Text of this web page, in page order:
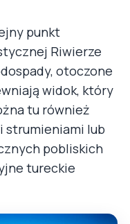
punkt
Riwierze
otoczone
widok, który
tu również
strumieniami lub
pobliskich
tureckie